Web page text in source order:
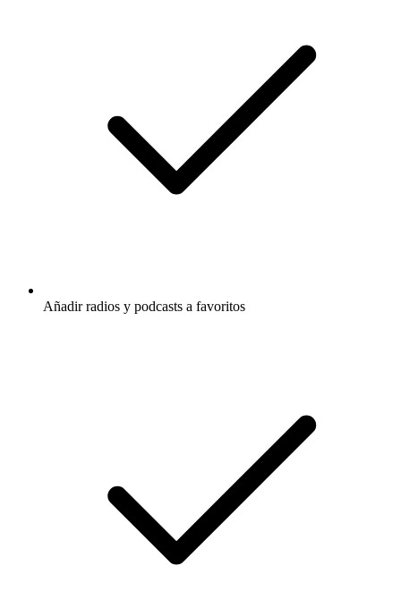
Añadir radios y podcasts a favoritos